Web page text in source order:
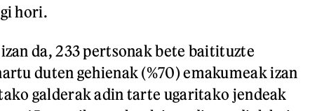
hori.
da, 233 pertsonak bete baitituzte
duten gehienak (%70) emakumeak izan
galderak adin tarte ugaritako jendeak